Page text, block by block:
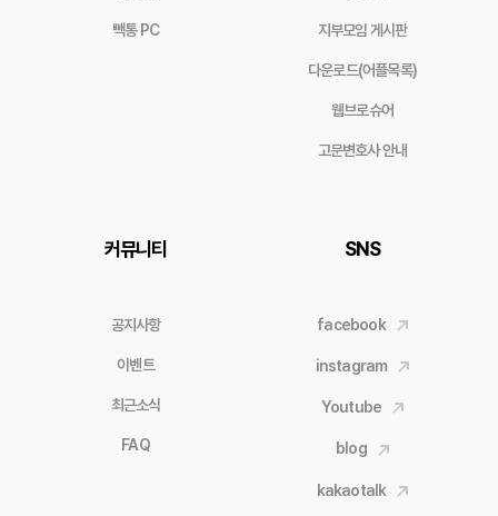
빽통 PC 지부모임 게시판
다운로드(어플목록)
웹브로슈어
고문변호사 안내
커뮤니티
공지사항
이벤트
최근소식
FAQ
SNS
facebook
instagram
Youtube
blog
kakaotalk